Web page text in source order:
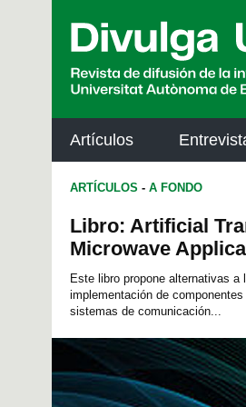
Artículos
ARTÍCULOS - A FONDO
Libro: Artificial
Microwave
Este libro propone alternativas
implementación de
sistemas de comunicación...